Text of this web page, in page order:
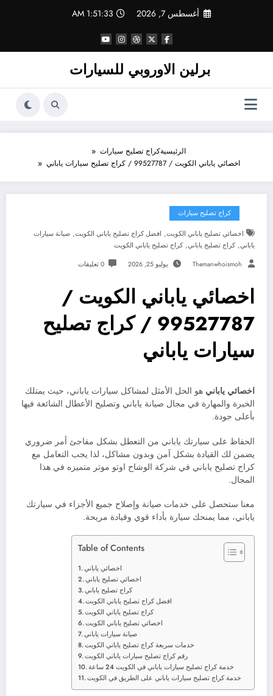
أغسطس 7, 2026 1:51:34 AM
برلين الاوروبي للسيارات
الرئيسيةكراج تصليح سيارات
اخصائي ياباني الكويت / 99527787 / كراج تصليح سيارات ياباني
كراج تصليح سيارات
اخصائي تصليح ياباني الكويت, افضل كراج تصليح ياباني الكويت, صيانة سيارات
ياباني,كراج تصليح ياباني,كراج تصليح ياباني الكويت
Themanwhoismoh يوليو 25, 2026 0 تعليقات
اخصائي ياباني الكويت /
99527787 / كراج تصليح
سيارات ياباني
اخصائي ياباني هو الحل الأمثل لمشاكل سيارات ياباني، حيث يمتلك
الخبرة والمهارة في مجال صيانة ياباني وتصليح الأعطال الشائعة فيها
بأعلى جودة.
الحفاظ على سيارتك ياباني من التعطل بشكل مفاجئ أمر ضروري
يضمن لك القيادة بشكل آمن وبدون مشاكل، لذا يجب التعامل مع
كراج تصليح ياباني في شركة الوشاح اوتو موتر متميزه في هذا
المجال.
معنا ستحصل على خدمات صيانة وإصلاح جميع الأجزاء في سيارتك
ياباني، مما يمنحك سيارة بأداء قوي وقيادة مريحة.
Table of Contents
اخصائي ياباني
اخصائي تصليح ياباني
كراج تصليح ياباني
افضل كراج تصليح ياباني الكويت
كراج تصليح ياباني الكويت
اخصائي تصليح ياباني الكويت
صيانة سيارات ياباني
خدمات سريعة كراج تصليح ياباني الكويت
رقم كراج تصليح سيارات ياباني الكويت
خدمة كراج تصليح سيارات ياباني في الكويت 24 ساعة
خدمة كراج تصليح سيارات ياباني على الطريق في الكويت